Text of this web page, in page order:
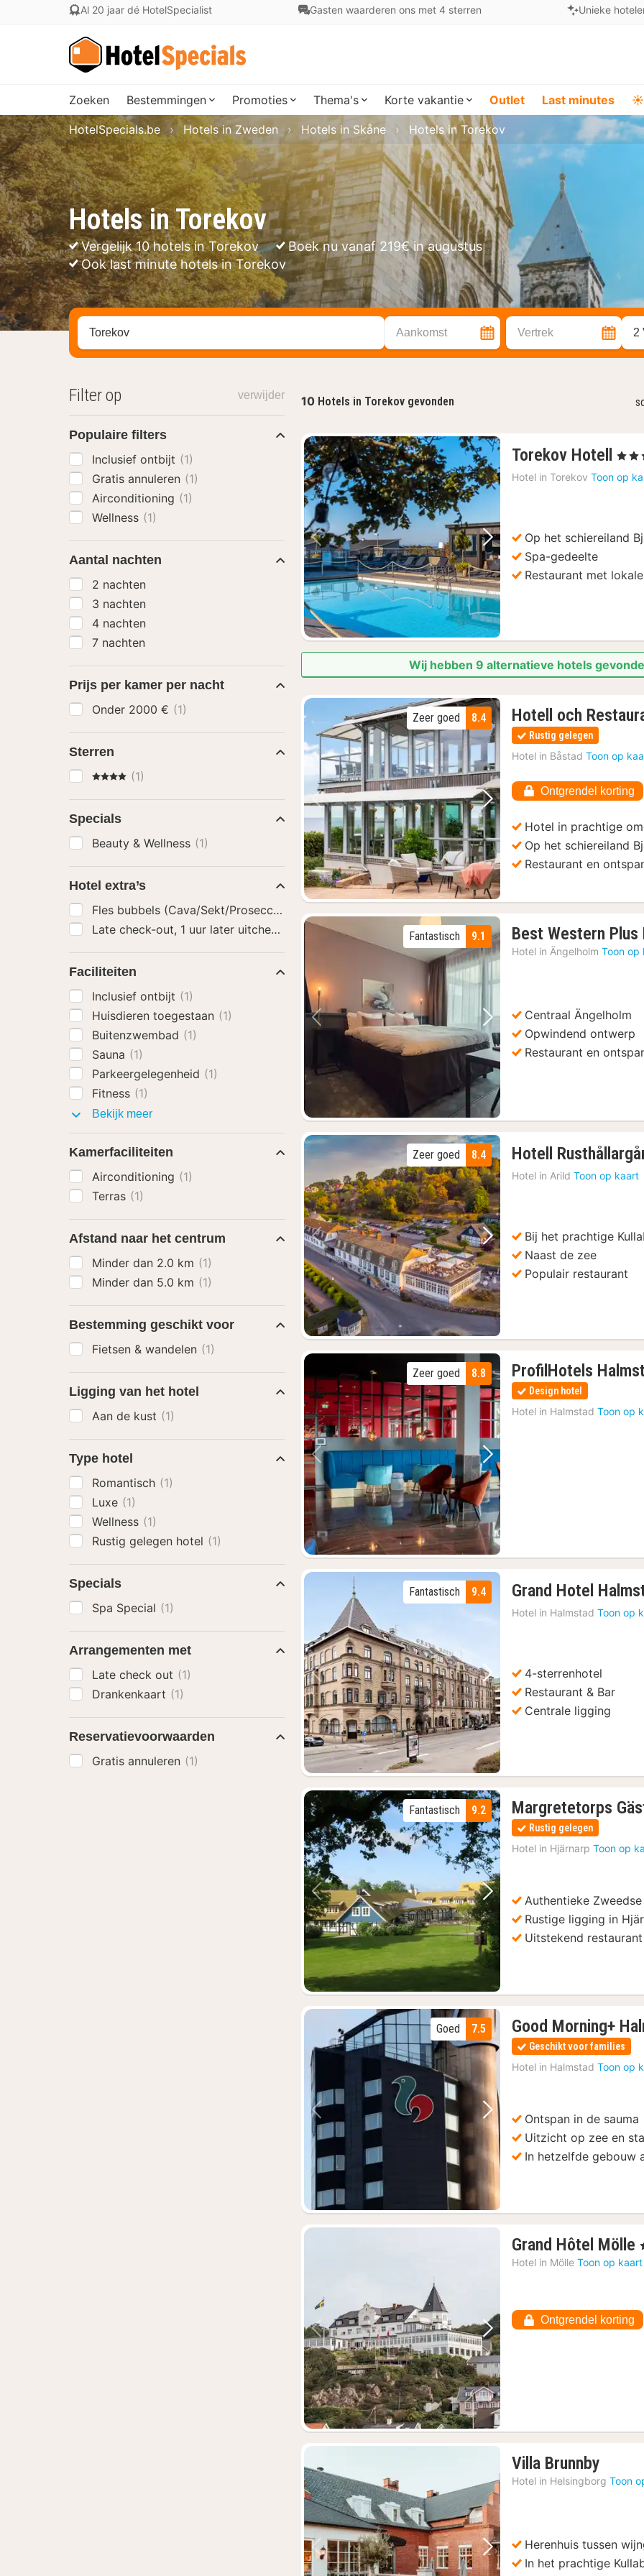
Al 20 jaar dé HotelSpecialist Gasten waarderen ons met 4 sterren Unieke
Zoeken Bestemmingen Promoties Thema's Korte vakantie Outlet Last minutes ☀️
Hotels in Torekov
Vergelijk 10 hotels in Torekov
Boek nu vanaf 219€ in augustus
Ook last minute hotels in Torekov
HotelSpecials.be Hotels in Zweden Hotels in Skåne Hotels in Torekov
Zoek op hotel, regio of stad Aankomst Vertrek 2
10 Hotels in Torekov gevonden
Vorige foto Volgende foto
Torekov Hotell
1
, 4
Hotel in Torekov Toon op
Op het schiereiland
Spa-gedeelte
Restaurant met
Wij hebben 9 alternatieve hotels
Vorige foto Volgende foto
8.4
Zeer goed Hotell och
Rustig gelegen
Hotel in Båstad Toon op
Ontgrendel korting
Hotel in prachtige
Op het schiereiland
Restaurant en
Vorige foto Volgende foto
9.1
Fantastisch Best Western Plus
Hotel in Ängelholm Toon op
Centraal Ängelholm
Opwindend ontwerp
Restaurant en
Vorige foto Volgende foto
8.4
Zeer goed Hotell
Hotel in Arild Toon op kaart
Bij het prachtige
Naast de zee
Populair restaurant
Vorige foto Volgende foto
8.8
Zeer goed ProfilHotels
Design hotel
Hotel in Halmstad Toon op
Vorige foto Volgende foto
9.4
Fantastisch Grand Hotel
Hotel in Halmstad Toon op
4-sterrenhotel
Restaurant & Bar
Centrale ligging
Vorige foto Volgende foto
9.2
Fantastisch Margretetorps
Rustig gelegen
Hotel in Hjärnarp Toon op
Authentieke
Rustige ligging in
Uitstekend restaurant
Vorige foto Volgende foto
7.5
Goed Good Morning+
Geschikt voor families
Hotel in Halmstad Toon op
Ontspan in de sauma
Uitzicht op zee en
In hetzelfde gebouw
Vorige foto Volgende foto
Grand Hôtel Mölle
€
,
Hotel in Mölle Toon op kaart
Ontgrendel korting
Vorige foto Volgende foto
Villa Brunnby
nacht
Hotel in Helsingborg Toon
Herenhuis tussen
In het prachtige
Filter op verwijder
Populaire filters
Inclusief ontbijt (1)
Gratis annuleren (1)
Airconditioning (1)
Wellness (1)
Aantal nachten
2 nachten
3 nachten
4 nachten
7 nachten
Prijs per kamer per nacht
Onder 2000 € (1)
Sterren
4 Sterren
(1)
Specials
Beauty & Wellness (1)
Hotel extra’s
Fles bubbels (Cava/Sekt/Prosecco)
Late check-out, 1 uur later uitchecken
Faciliteiten
Inclusief ontbijt (1)
Huisdieren toegestaan (1)
Buitenzwembad (1)
Sauna (1)
Parkeergelegenheid (1)
Fitness (1)
Bekijk meerFaciliteiten
Kamerfaciliteiten
Airconditioning (1)
Terras (1)
Afstand naar het centrum
Minder dan 2.0 km (1)
Minder dan 5.0 km (1)
Bestemming geschikt voor
Fietsen & wandelen (1)
Ligging van het hotel
Aan de kust (1)
Type hotel
Romantisch (1)
Luxe (1)
Wellness (1)
Rustig gelegen hotel (1)
Specials
Spa Special (1)
Arrangementen met
Late check out (1)
Drankenkaart (1)
Reservatievoorwaarden
Gratis annuleren (1)